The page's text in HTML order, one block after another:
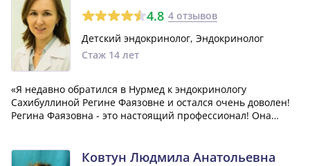
4.8 4 отзывов
Детский эндокринолог, Эндокринолог
Стаж 14 лет
«Я недавно обратился в Нурмед к эндокринологу
Сахибуллиной Регине Фаязовне и остался очень доволен!
Регина Фаязовна - это настоящий профессионал! Она
понимающей и доброжелательной. Большое спаси...»
Ковтун Людмила Анатольевна